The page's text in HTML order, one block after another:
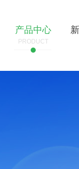
产品中心
PRODUCT